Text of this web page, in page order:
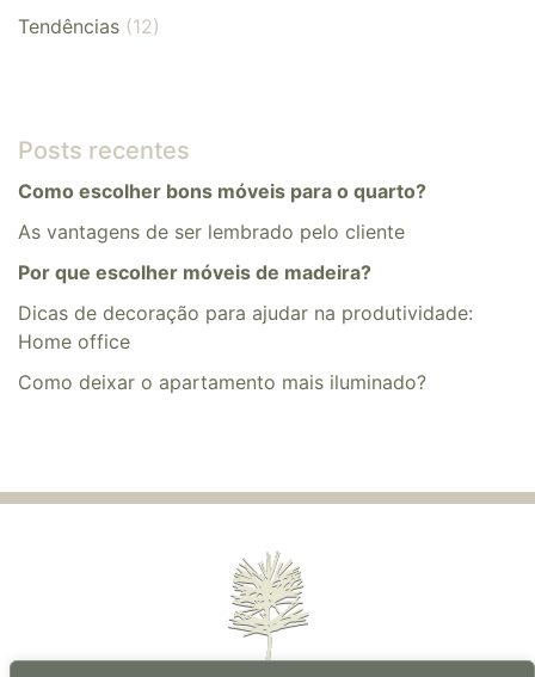
Tendências (12)
Posts recentes
Como escolher bons móveis para o quarto?
As vantagens de ser lembrado pelo cliente
Por que escolher móveis de madeira?
Dicas de decoração para ajudar na produtividade:
Home office
​​Como deixar o apartamento mais iluminado?